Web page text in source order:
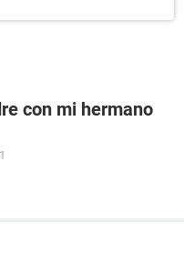
con mi hermano